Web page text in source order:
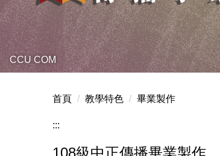
CCU COM
首頁 教學特色 畢業製作
:::